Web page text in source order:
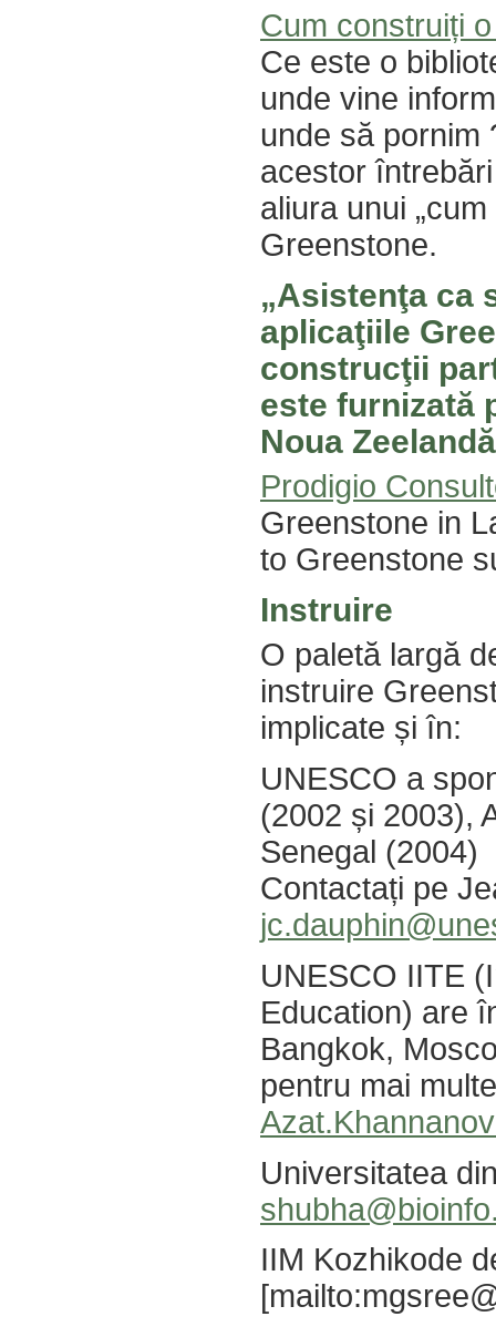
Cum construiți
Ce este o
unde vine
unde să pornim
acestor
aliura unui
Greenstone.
„Asistenţa ca
aplicaţiile
construcţii
este furnizată
Noua
Prodigio
Greenstone in
to Greenstone
Instruire
O paletă largă
instruire
implicate și în:
UNESCO a
(2002 și 2003),
Senegal (2004)
Contactați pe
UNESCO IITE
Education) are
Bangkok,
pentru mai
Universitatea
IIM Kozhikode
[mailto: